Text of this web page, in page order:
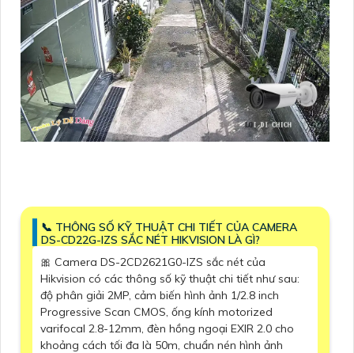
📞 THÔNG SỐ KỸ THUẬT CHI TIẾT CỦA CAMERA
DS-CD22G-IZS SẮC NÉT HIKVISION LÀ GÌ?
🎀 Camera DS-2CD2621G0-IZS sắc nét của
Hikvision có các thông số kỹ thuật chi tiết như sau:
độ phân giải 2MP, cảm biến hình ảnh 1/2.8 inch
Progressive Scan CMOS, ống kính motorized
varifocal 2.8-12mm, đèn hồng ngoại EXIR 2.0 cho
khoảng cách tối đa là 50m, chuẩn nén hình ảnh